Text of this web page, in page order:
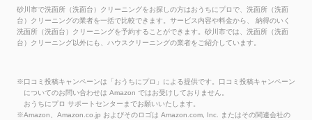
砂川市で洗面所（洗面台）クリーニングをお探しの方はおうちにプロで、洗面所（洗面
台）クリーニングの業者を一括で比較できます。サービス内容や料金から、 納得のいく
洗面所（洗面台）クリーニングを予約することができます。砂川市では、洗面所（洗面
台）クリーニング以外にも、ハウスクリーニングの業者をご紹介しています。
※口コミ投稿キャンペーンは「おうちにプロ」による提供です。口コミ投稿キャンペーン
についてのお問い合わせは Amazon ではお受けしておりません。
おうちにプロ サポートセンターまでお願いいたします。
※Amazon、Amazon.co.jp およびそのロゴは Amazon.com, Inc. またはその関連会社の